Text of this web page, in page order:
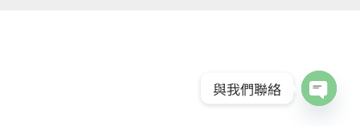
與我們聯絡